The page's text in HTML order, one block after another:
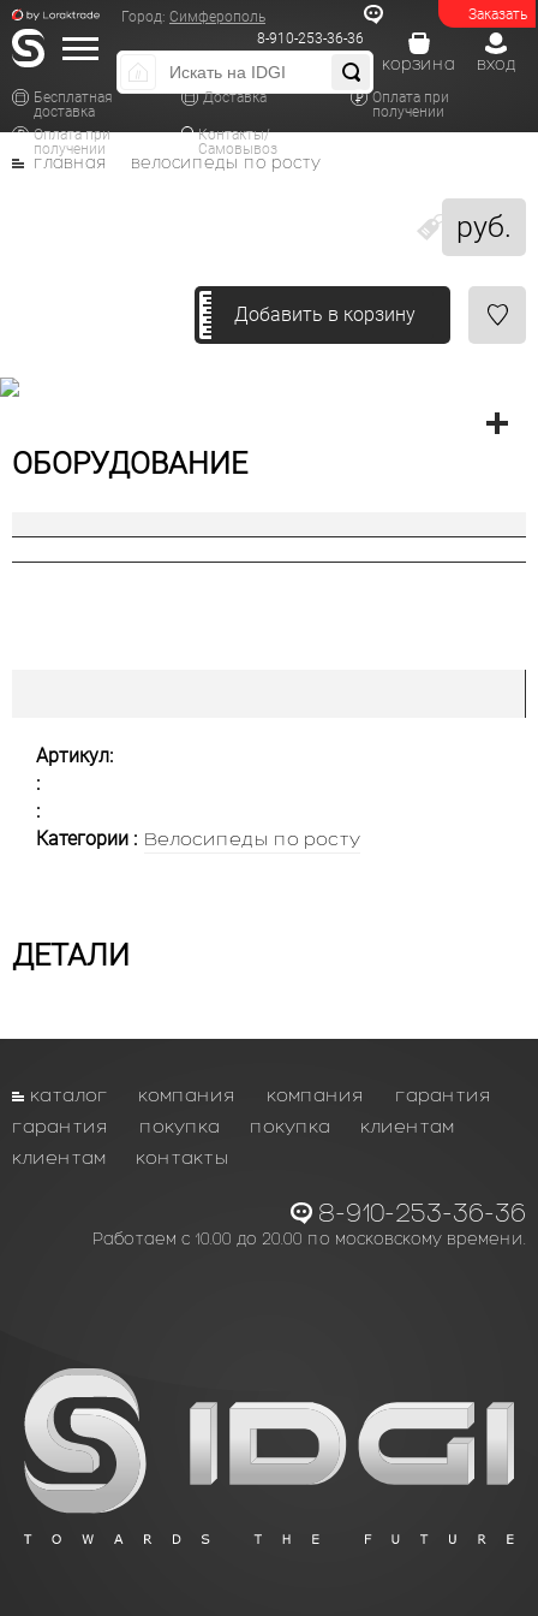
Заказать
Город: Симферополь
8-910-253-36-36
Бесплатная
доставка
Доставка
Оплата при
получении
Оплата при
получении
Контакты/
Самовывоз
вход
корзина
руб.
главная велосипеды по росту
Добавить в корзину
ОБОРУДОВАНИЕ
Артикул:
:
:
Категории : Велосипеды по росту
ДЕТАЛИ
каталог компания компания
гарантия
гарантия
покупка покупка
клиентам
клиентам
контакты
8-910-253-36-36
Работаем с 10.00 до 20.00 по московскому времени.